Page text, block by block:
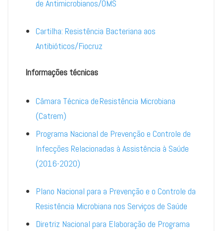
de Antimicrobianos/OMS
Cartilha: Resistência Bacteriana aos
Antibióticos/Fiocruz
Informações técnicas
Câmara Técnica de Resistência Microbiana
(Catrem)
Programa Nacional de Prevenção e Controle de
Infecções Relacionadas à Assistência à Saúde
(2016-2020)
Plano Nacional para a Prevenção e o Controle da
Resistência Microbiana nos Serviços de Saúde
Diretriz Nacional para Elaboração de Programa